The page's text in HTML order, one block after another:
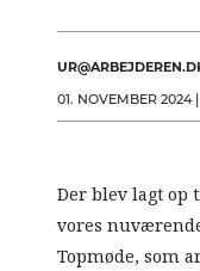
01. NOVEMBER 2024
Der blev lagt
vores
Topmøde, som